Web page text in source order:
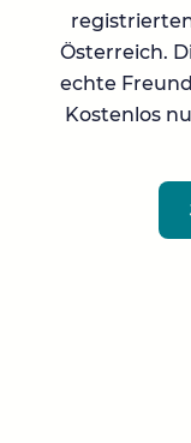
Österreich.
echte
Kostenlos